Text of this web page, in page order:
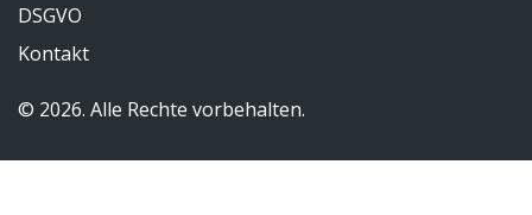
DSGVO
Kontakt
© 2026. Alle Rechte vorbehalten.